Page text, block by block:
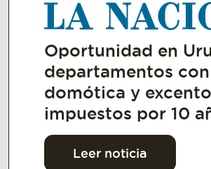
Oportunidad en
departamentos con
domótica y
impuestos por 10
Leer noticia